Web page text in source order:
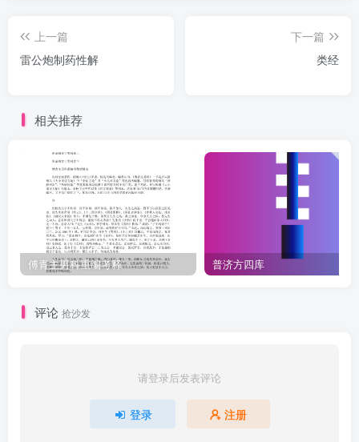
不夜起也）。体寒腹大，全赖鸬（若患腹大如鼓，米饮调鸬末服，立
枯如故也)：血泛经过，饮调瓜子（甜瓜子内仁捣作末，去油，饮调服
也）。肠虚泻痢，须假草零（捣五倍子作末，以熟水下之，立止也)：
久渴心烦，宜投竹沥。除症去块，全仗硝（硝即砂、硝石二味，于乳
钵中研作粉，同了，酒服，神效也)：益食加觞，须煎芦朴（不食者，
并饮酒少者，煎逆水芦根并浓朴二味汤服)。强筋健骨，须是苁鳝（苁
蓉并鳝鱼二味，作末，以黄精汁丸服之，可力倍常十也，出《干宁
记》宰)：驻色延年，精蒸神锦（出颜色，服黄精自然汁，拌细研神
锦，于柳木甑中蒸七日了，以木蜜丸服，颜貌可如幼女之容色也)。知
起，直彻至住处知痛，足可医也)：产后肌浮，甘皮酒服（产后肌浮，
立止）：心痛欲死，速觅延胡（以延胡索作散，酒服之，立愈也）。
如斯百种，是药之功。某泰遇明时，谬看医理：虽寻圣法，难可穷
微。略陈药饵之功能，岂溺仙人之要术？其制药炮、熬、煮、炙，不
上一篇
雷公炮制药性解
下一篇
类经
相关推荐
傅青主男科重编考释 普济方四库
评论 抢沙发
请登录后发表评论
登录 注册